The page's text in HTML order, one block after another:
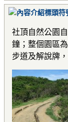
社頂自然公園
鐘；整個園區
步道及解說牌